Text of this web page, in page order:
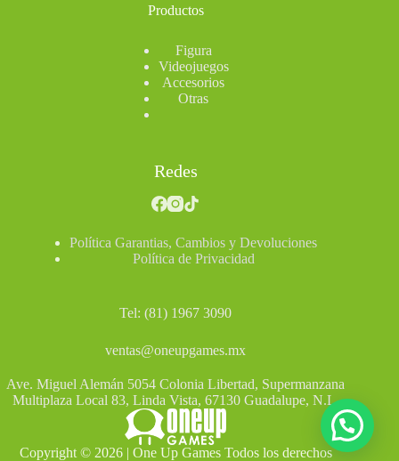
Productos
Figura
Videojuegos
Accesorios
Otras
Redes
Política Garantias, Cambios y Devoluciones
Política de Privacidad
Tel: (81) 1967 3090
ventas@oneupgames.mx
Ave. Miguel Alemán 5054 Colonia Libertad, Supermanzana
Multiplaza Local 83, Linda Vista, 67130 Guadalupe, N.L.
Copyright © 2026 | One Up Games Todos los derechos